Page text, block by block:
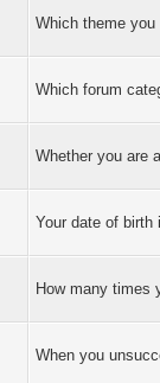
Which theme
Which forum
Whether you are
Your date of birth
How many times
When you